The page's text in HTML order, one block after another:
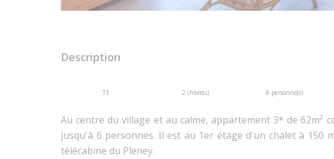
Description
T3 2 chbre(s) 6 personne(s)
Au centre du village et au calme, appartement 3* de 62m²
jusqu'à 6 personnes. Il est au 1er étage d'un chalet à 150
télécabine du Pleney.